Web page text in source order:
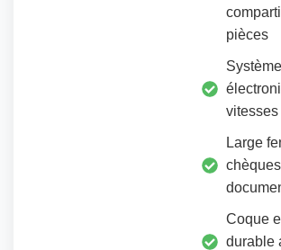
pièces
vitesses
Large
Coque
durable